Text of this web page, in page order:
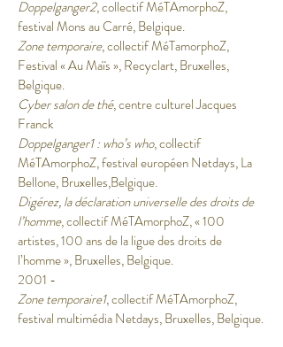
Doppelganger2, collectif MéTAmorphoZ,
festival Mons au Carré, Belgique.
Zone temporaire, collectif MéTamorphoZ,
Festival « Au Maïs », Recyclart, Bruxelles,
Belgique.
Cyber salon de thé, centre culturel Jacques
Franck
Doppelganger1 : who’s who, collectif
MéTAmorphoZ, festival européen Netdays, La
Bellone, Bruxelles,Belgique.
Digérez, la déclaration universelle des droits de
l’homme, collectif MéTAmorphoZ, « 100
artistes, 100 ans de la ligue des droits de
l’homme », Bruxelles, Belgique.
2001 -
Zone temporaire1, collectif MéTAmorphoZ,
festival multimédia Netdays, Bruxelles, Belgique.